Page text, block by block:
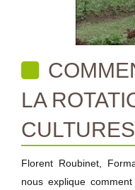
LA
Florent Roubinet,
nous explique